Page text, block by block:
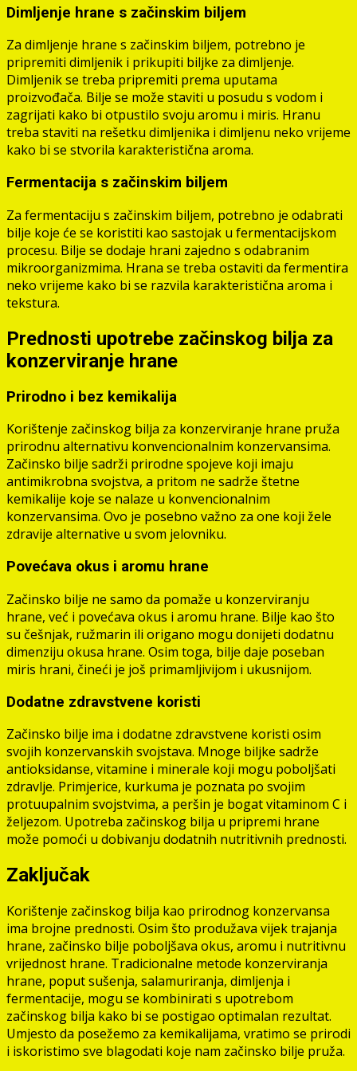
Dimljenje hrane s začinskim biljem
Za dimljenje hrane s začinskim biljem, potrebno je
pripremiti dimljenik i prikupiti biljke za dimljenje.
Dimljenik se treba pripremiti prema uputama
proizvođača. Bilje se može staviti u posudu s vodom i
zagrijati kako bi otpustilo svoju aromu i miris. Hranu
treba staviti na rešetku dimljenika i dimljenu neko vrijeme
kako bi se stvorila karakteristična aroma.
Fermentacija s začinskim biljem
Za fermentaciju s začinskim biljem, potrebno je odabrati
bilje koje će se koristiti kao sastojak u fermentacijskom
procesu. Bilje se dodaje hrani zajedno s odabranim
mikroorganizmima. Hrana se treba ostaviti da fermentira
neko vrijeme kako bi se razvila karakteristična aroma i
tekstura.
Prednosti upotrebe začinskog bilja za
konzerviranje hrane
Prirodno i bez kemikalija
Korištenje začinskog bilja za konzerviranje hrane pruža
prirodnu alternativu konvencionalnim konzervansima.
Začinsko bilje sadrži prirodne spojeve koji imaju
antimikrobna svojstva, a pritom ne sadrže štetne
kemikalije koje se nalaze u konvencionalnim
konzervansima. Ovo je posebno važno za one koji žele
zdravije alternative u svom jelovniku.
Povećava okus i aromu hrane
Začinsko bilje ne samo da pomaže u konzerviranju
hrane, već i povećava okus i aromu hrane. Bilje kao što
su češnjak, ružmarin ili origano mogu donijeti dodatnu
dimenziju okusa hrane. Osim toga, bilje daje poseban
miris hrani, čineći je još primamljivijom i ukusnijom.
Dodatne zdravstvene koristi
Začinsko bilje ima i dodatne zdravstvene koristi osim
svojih konzervanskih svojstava. Mnoge biljke sadrže
antioksidanse, vitamine i minerale koji mogu poboljšati
zdravlje. Primjerice, kurkuma je poznata po svojim
protuupalnim svojstvima, a peršin je bogat vitaminom C i
željezom. Upotreba začinskog bilja u pripremi hrane
može pomoći u dobivanju dodatnih nutritivnih prednosti.
Zaključak
Korištenje začinskog bilja kao prirodnog konzervansa
ima brojne prednosti. Osim što produžava vijek trajanja
hrane, začinsko bilje poboljšava okus, aromu i nutritivnu
vrijednost hrane. Tradicionalne metode konzerviranja
hrane, poput sušenja, salamuriranja, dimljenja i
fermentacije, mogu se kombinirati s upotrebom
začinskog bilja kako bi se postigao optimalan rezultat.
Umjesto da posežemo za kemikalijama, vratimo se prirodi
i iskoristimo sve blagodati koje nam začinsko bilje pruža.